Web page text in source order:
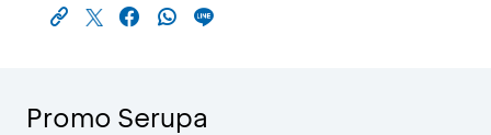
Promo Serupa